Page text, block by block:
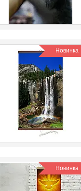
Новинка
Новинка